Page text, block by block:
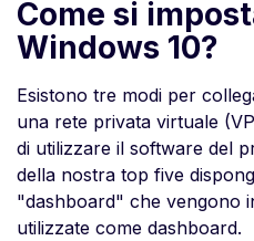
Come si
Windows 10?
Esistono tre modi per
una rete privata virtuale
di utilizzare il software del
della nostra top five
"dashboard" che vengono
utilizzate come dashboard.